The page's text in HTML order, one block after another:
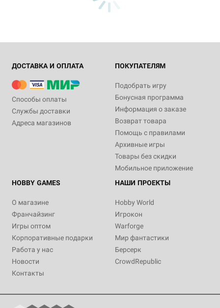
ДОСТАВКА И ОПЛАТА
Способы оплаты
Службы доставки
Адреса магазинов
ПОКУПАТЕЛЯМ
Подобрать игру
Бонусная программа
Информация о заказе
Возврат товара
Помощь с правилами
Архивные игры
Товары без скидки
Мобильное приложение
HOBBY GAMES
О магазине
Франчайзинг
Игры оптом
Корпоративные подарки
Работа у нас
Новости
Контакты
НАШИ ПРОЕКТЫ
Hobby World
Игрокон
Warforge
Мир фантастики
Берсерк
CrowdRepublic